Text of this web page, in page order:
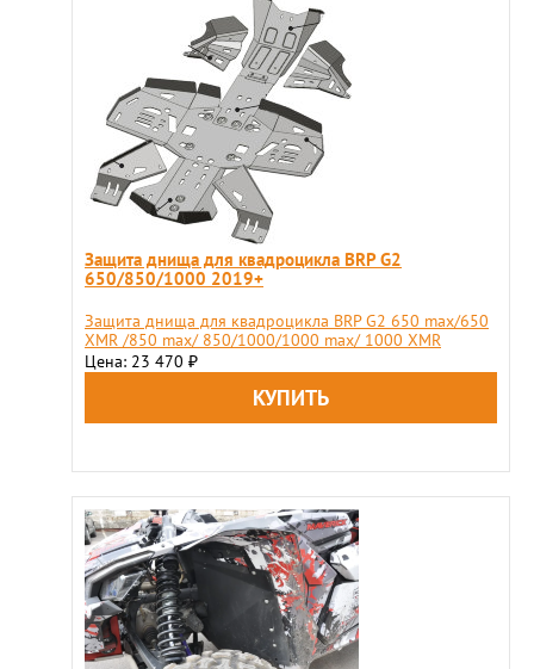
Защита днища для квадроцикла BRP G2
650/850/1000 2019+
Защита днища для квадроцикла BRP G2 650 max/650
XMR /850 max/ 850/1000/1000 max/ 1000 XMR
Цена: 23 470 ₽